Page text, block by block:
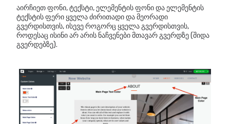
აირჩიეთ ფონი, ტექსტი, ელემენტის ფონი და ელემენტის
ტექსტის ფერი ყველა ძირითადი და მეორადი
გვერდისთვის, ისევე როგორც ყველა გვერდისთვის,
როდესაც ისინი არ არის ნაჩვენები მთავარ გვერდზე (შიდა
გვერდებზე).